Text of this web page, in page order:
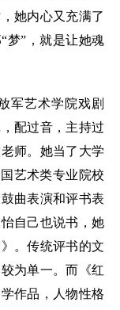
她内心又充满了
梦”，就是让她魂
艺术学院戏剧
配过音，主持过
师。她当了大学
艺术类专业院校
曲表演和评书表
自己也说书，她
。传统评书的文
为单一。而《红
作品，人物性格